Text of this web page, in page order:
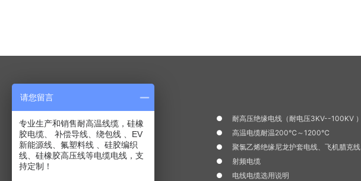
Product Center
氟塑料绝缘耐高温电线 耐高压绝缘电线（耐电压3KV--100KV ）
耐火电线耐温 300℃--1200℃
高温电缆耐温200℃～1200℃
硅橡胶绝缘耐高温电线
聚氯乙烯绝缘尼龙护套电线、飞机腊克线
辐照交联线
射频电缆
电线电缆选用说明
请您留言
专业生产和销售耐高温线缆，硅橡
胶电缆、 补偿导线、绕包线 、EV
新能源线、氟塑料线 、硅胶编织
线、硅橡胶高压线等电缆电线，支
持定制！